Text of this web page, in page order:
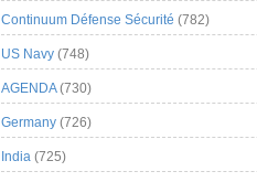
Continuum Défense Sécurité (782)
US Navy (748)
AGENDA(730)
Germany (726)
India (725)